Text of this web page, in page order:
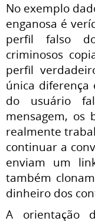
No exemplo
enganosa é
perfil falso
criminosos
perfil
única diferença
do usuário
mensagem, os
realmente
continuar a
enviam um
também
dinheiro dos
A orientação